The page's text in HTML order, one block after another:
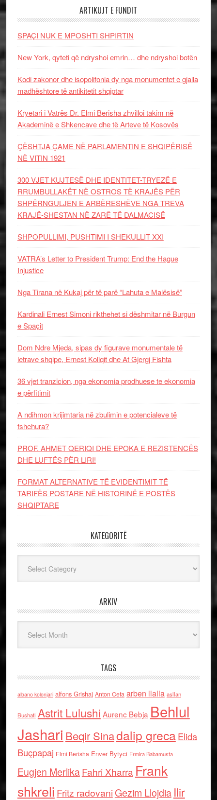
ARTIKUJT E FUNDIT
SPAÇI NUK E MPOSHTI SHPIRTIN
New York, qyteti që ndryshoi emrin… dhe ndryshoi botën
Kodi zakonor dhe isopolifonia dy nga monumentet e gjalla
madhështore të antikitetit shqiptar
Kryetari i Vatrës Dr. Elmi Berisha zhvilloi takim në
Akademinë e Shkencave dhe të Arteve të Kosovës
ÇËSHTJA ÇAME NË PARLAMENTIN E SHQIPËRISË
NË VITIN 1921
300 VJET KUJTESË DHE IDENTITET-TRYEZË E
RRUMBULLAKËT NË OSTROS TË KRAJËS PËR
SHPËRNGULJEN E ARBËRESHËVE NGA TREVA
KRAJË-SHESTAN NË ZARË TË DALMACISË
SHPOPULLIMI, PUSHTIMI I SHEKULLIT XXI
VATRA’s Letter to President Trump: End the Hague
Injustice
Nga Tirana në Kukaj për të parë “Lahuta e Malësisë”
Kardinali Ernest Simoni rikthehet si dëshmitar në Burgun
e Spaçit
Dom Ndre Mjeda, sipas dy figurave monumentale të
letrave shqipe, Ernest Koliqit dhe At Gjergj Fishta
36 vjet tranzicion, nga ekonomia prodhuese te ekonomia
e përfitimit
A ndihmon krijimtaria në zbulimin e potencialeve të
fshehura?
PROF. AHMET QERIQI DHE EPOKA E REZISTENCЁS
DHE LUFTЁS PЁR LIRI!
FORMAT ALTERNATIVE TË EVIDENTIMIT TË
TARIFËS POSTARE NË HISTORINË E POSTËS
SHQIPTARE
KATEGORITË
ARKIV
TAGS
albano kolonjari alfons Grishaj Anton Cefa arben llalla asllan
Bushati Astrit Lulushi Aurenc Bebja Behlul
Jashari Beqir Sinadalip grecaElida
Buçpapaj Elmi Berisha Enver Bytyci Ermira Babamusta
Eugjen MerlikaFahri Xharra Frank
shkreli Fritz radovaniGezim Llojdia Ilir